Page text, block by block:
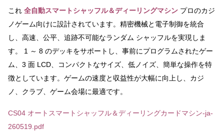
これ 全自動スマートシャッフル＆ディーリングマシン プロのカジ
ノゲーム向けに設計されています。精密機械と電子制御を統合
し、高速、公平、追跡不可能なランダム シャッフルを実現しま
す。 1 ～ 8 のデッキをサポートし、事前にプログラムされたゲー
ム、3 面 LCD、コンパクトなサイズ、低ノイズ、簡単な操作を特
徴としています。ゲームの速度と収益性が大幅に向上し、カジ
ノ、クラブ、ゲーム会場に最適です。
CS04 オートスマートシャッフル＆ディーリングカードマシン-ja-
260519.pdf